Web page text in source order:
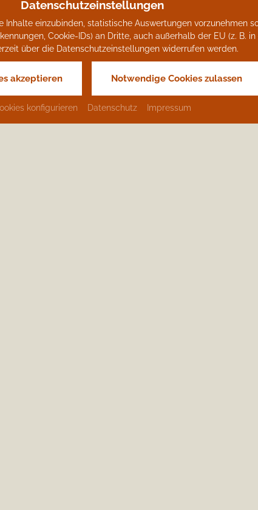
Datenschutzeinstellungen
einzubinden, statistische Auswertungen vorzunehmen
Cookie-IDs) an Dritte, auch außerhalb der EU (z.
über die Datenschutzeinstellungen widerrufen werden.
akzeptieren Notwendige Cookies zulassen
konfigurieren Datenschutz Impressum
Hotelfilm